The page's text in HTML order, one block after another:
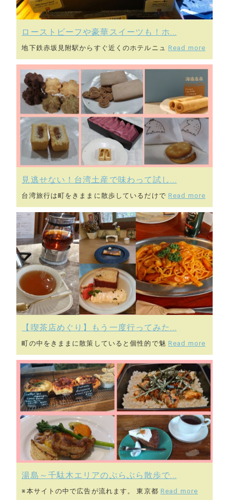
ローストビーフや豪華スイーツも！ホ...
地下鉄赤坂見附駅からすぐ近くのホテルニュ Read more
見逃せない！台湾土産で味わって試し...
台湾旅行は町をきままに散歩しているだけで Read more
【喫茶店めぐり】もう一度行ってみた...
町の中をきままに散策していると個性的で魅 Read more
湯島～千駄木エリアのぶらぶら散歩で...
※本サイトの中で広告が流れます。 東京都 Read more